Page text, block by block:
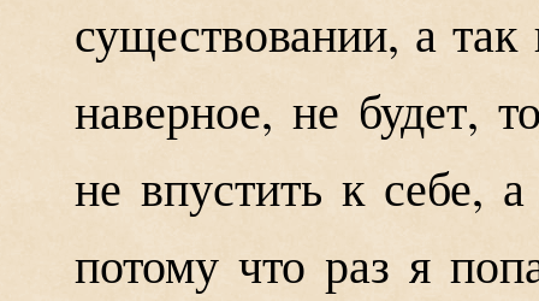
существовании, а
наверное, не будет,
не впустить к себе,
потому что раз я